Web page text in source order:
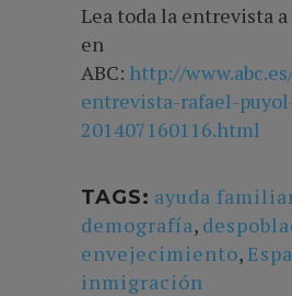
Lea toda la entrevista a
en
ABC: http://
entrevista-rafael-
201407160116.html
TAGS: ayuda
demografía,
envejecimiento,
inmigración